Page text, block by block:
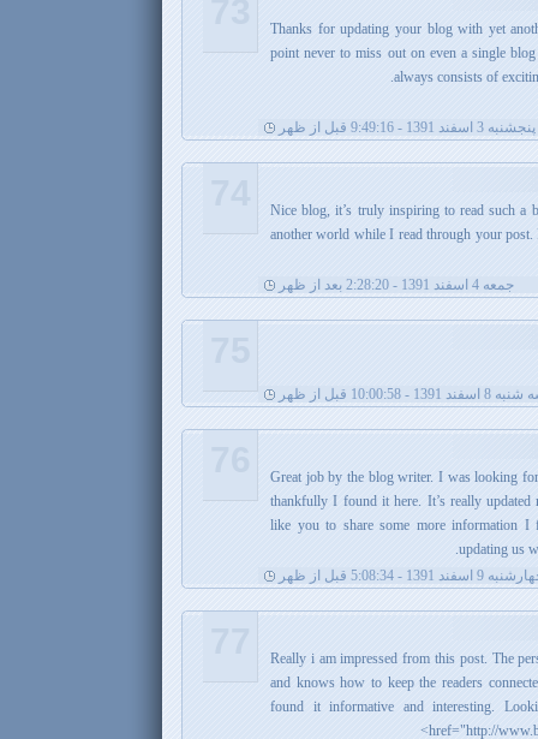
21. Thanks for updating your blog with yet
point never to miss out on even a single
always consists of
پنجشنبه 3 اسفند 1391 - 9:49:16 قبل از ظهر
Nice blog, it’s truly inspiring to read such
another world while I read through your post.
جمعه 4 اسفند 1391 - 2:28:20 بعد از ظهر
اسفند 1391 - 10:00:58 قبل از ظهر
Great job by the blog writer. I was looking
thankfully I found it here. It’s really
like you to share some more information I
updating us
9 اسفند 1391 - 5:08:34 قبل از ظهر
Really i am impressed from this post. The
and knows how to keep the readers
found it informative and interesting.
href="http://